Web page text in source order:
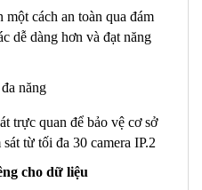
cách an toàn qua đám
dễ dàng hơn và đạt năng
năng
trực quan để bảo vệ cơ sở
từ tối đa 30 camera IP.2
cho dữ liệu